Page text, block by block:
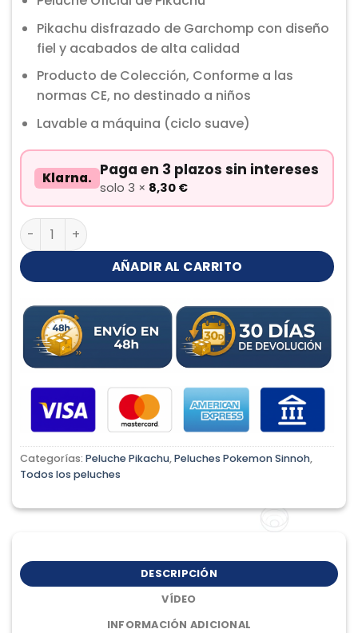
Pikachu disfrazado de Garchomp con diseño
fiel y acabados de alta calidad
Producto de Colección, Conforme a las
normas CE, no destinado a niños
Lavable a máquina (ciclo suave)
Klarna. Paga en 3 plazos sin intereses
solo 3 × 8,30 €
Pikachu Garchomp Peluche cantidad
AÑADIR AL CARRITO
Categorías: Peluche Pikachu,Peluches Pokemon Sinnoh,
Todos los peluches
DESCRIPCIÓN
VÍDEO
INFORMACIÓN ADICIONAL